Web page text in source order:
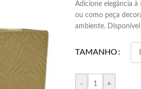
Adicione elegância
ou como peça
ambiente. Disponível
TAMANHO
- +